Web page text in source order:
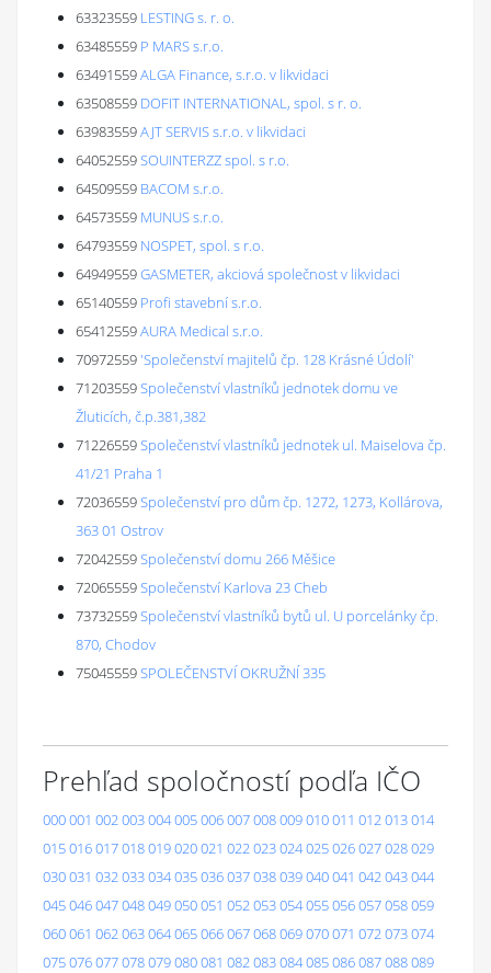
63323559 LESTING s. r. o.
63485559 P MARS s.r.o.
63491559ALGA Finance, s.r.o. v likvidaci
63508559 DOFIT INTERNATIONAL, spol. s r. o.
63983559AJT SERVIS s.r.o. v likvidaci
64052559SOUINTERZZ spol. s r.o.
64509559 BACOM s.r.o.
64573559 MUNUS s.r.o.
64793559 NOSPET, spol. s r.o.
64949559GASMETER, akciová společnost v likvidaci
65140559 Profi stavební s.r.o.
65412559AURA Medical s.r.o.
70972559'Společenství majitelů čp. 128 Krásné Údolí'
71203559Společenství vlastníků jednotek domu ve
Žluticích, č.p.381,382
71226559Společenství vlastníků jednotek ul. Maiselova čp.
41/21 Praha 1
72036559Společenství pro dům čp. 1272, 1273, Kollárova,
363 01 Ostrov
72042559Společenství domu 266 Měšice
72065559Společenství Karlova 23 Cheb
73732559Společenství vlastníků bytů ul. U porcelánky čp.
870, Chodov
75045559SPOLEČENSTVÍ OKRUŽNÍ 335
Prehľad spoločností podľa IČO
000001 002003004005006007008009010011 012013014
015016017018019020021 022023024025026027028029
030031 032033034035036037038039040041 042043044
045046047048049050051 052053054055056057058059
060061 062063064065066067068069070071 072073074
075076077078079080081 082083084085086087088089